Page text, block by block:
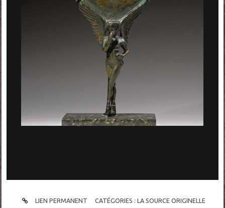
LIEN PERMANENT CATÉGORIES :LA SOURCE ORIGINELLE